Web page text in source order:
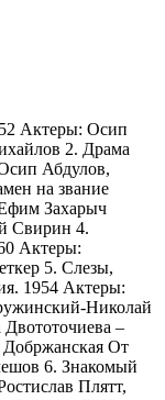
Актеры: Осип
2. Драма
Абдулов,
на звание
Захарыч
Свирин 4.
Актеры:
5. Слезы,
1954 Актеры:
Николай
–
От
6. Знакомый
Плятт,